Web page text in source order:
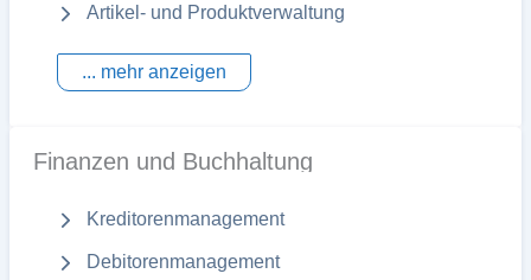
Artikel- und Produktverwaltung
... mehr anzeigen
Finanzen und Buchhaltung
Kreditorenmanagement
Debitorenmanagement